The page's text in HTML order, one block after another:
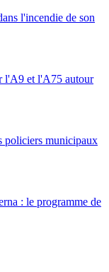
l'incendie de son
l'A9 et l'A75 autour
policiers municipaux
: le programme de